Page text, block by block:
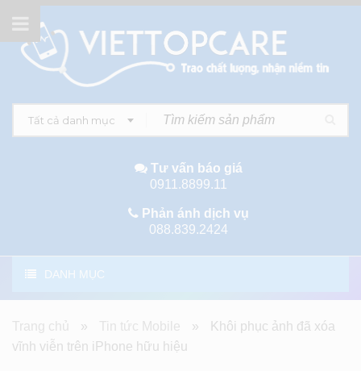
Tất cả danh mục
Tư vấn báo giá
0911.8899.11
Phản ánh dịch vụ
088.839.2424
DANH MỤC
Trang chủ » Tin tức Mobile »
Khôi phục ảnh đã xóa
vĩnh viễn trên iPhone hữu hiệu